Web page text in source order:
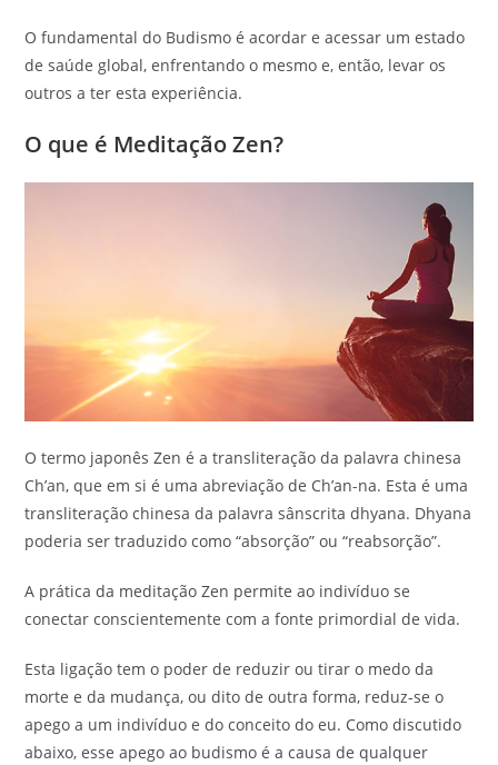
O fundamental do Budismo é acordar e acessar um estado
de saúde global, enfrentando o mesmo e, então, levar os
outros a ter esta experiência.
O que é Meditação Zen?
O termo japonês Zen é a transliteração da palavra chinesa
Ch’an, que em si é uma abreviação de Ch’an-na. Esta é uma
transliteração chinesa da palavra sânscrita dhyana. Dhyana
poderia ser traduzido como “absorção” ou “reabsorção”.
A prática da meditação Zen permite ao indivíduo se
conectar conscientemente com a fonte primordial de vida.
Esta ligação tem o poder de reduzir ou tirar o medo da
morte e da mudança, ou dito de outra forma, reduz-se o
apego a um indivíduo e do conceito do eu. Como discutido
abaixo, esse apego ao budismo é a causa de qualquer